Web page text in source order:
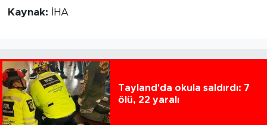
Kaynak: İHA
Tayland'da okula saldırdı: 7
ölü, 22 yaralı